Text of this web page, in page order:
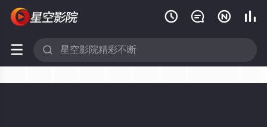
   
 